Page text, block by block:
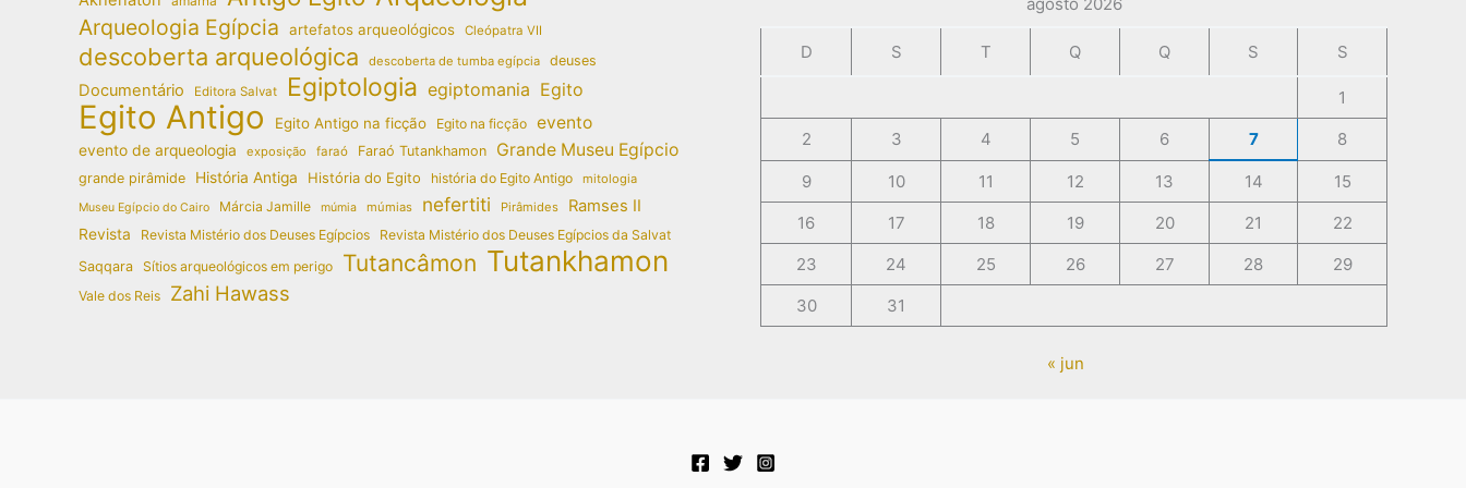
Arqueologia Egípcia artefatos arqueológicos Cleópatra VII
descoberta arqueológica descoberta de tumba egípcia deuses
Documentário Editora Salvat Egiptologia egiptomania Egito
Egito Antigo Egito Antigo na ficção Egito na ficção evento
evento de arqueologia exposição faraó Faraó Tutankhamon Grande Museu Egípcio
grande pirâmide História Antiga História do Egito história do Egito Antigo mitologia
Museu Egípcio do Cairo Márcia Jamille múmia múmias nefertiti Pirâmides Ramses II
Revista Revista Mistério dos Deuses Egípcios
Revista Mistério dos Deuses Egípcios da Salvat
Saqqara Sítios arqueológicos em perigo Tutancâmon Tutankhamon
Vale dos Reis Zahi Hawass
D S T Q Q S S
1
2
3 4 5 6 7 8
9 10 11 12 13 14
15
16
17 18 19 20 21
22
23
24 25 26 27 28
29
30
31
« jun